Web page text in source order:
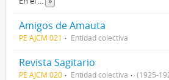
Amigos de Amauta
PE AJCM 021 Entidad colectiva
Revista Sagitario
PE AJCM 020 Entidad colectiva (1925-